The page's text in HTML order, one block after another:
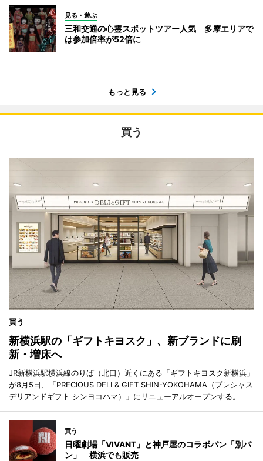
見る・遊ぶ
三和交通の心霊スポットツアー人気 多摩エリアで
は参加倍率が52倍に
もっと見る
買う
買う
新横浜駅の「ギフトキヨスク」、新ブランドに刷
新・増床へ
JR新横浜駅横浜線のりば（北口）近くにある「ギフトキヨスク新横浜」
が8月5日、「PRECIOUS DELI & GIFT SHIN-YOKOHAMA（プレシャス
デリアンドギフト シンヨコハマ）」にリニューアルオープンする。
買う
日曜劇場「VIVANT」と神戸屋のコラボパン「別パ
ン」 横浜でも販売